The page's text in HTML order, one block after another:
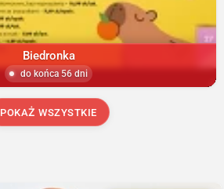
Biedronka
do końca 56 dni
POKAŻ WSZYSTKIE